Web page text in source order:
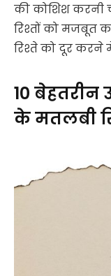
की कोशिश करनी
रिश्तों को मजबूत
रिश्ते को दूर करने
10 बेहतरीन
के मतलबी